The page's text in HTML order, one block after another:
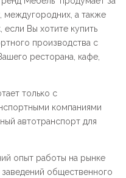
междугородних, а также
Вы хотите купить
производства с
ресторана, кафе,
только с
компаниями
автотранспорт для
опыт работы на рынке
общественного